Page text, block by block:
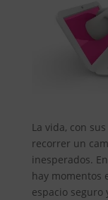
La vida, con
recorrer un
inesperados.
hay momentos
espacio